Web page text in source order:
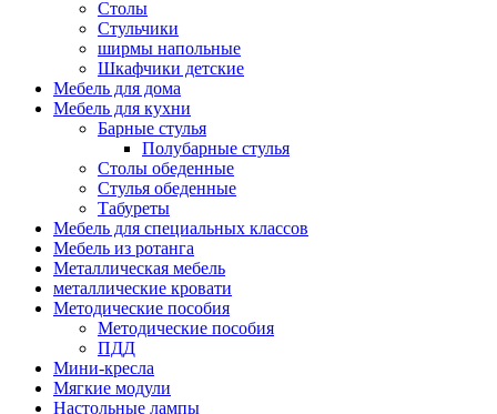
Столы
Стульчики
ширмы напольные
Шкафчики детские
Мебель для дома
Мебель для кухни
Барные стулья
Полубарные стулья
Столы обеденные
Стулья обеденные
Табуреты
Мебель для специальных классов
Мебель из ротанга
Металлическая мебель
металлические кровати
Методические пособия
Методические пособия
ПДД
Мини-кресла
Мягкие модули
Настольные лампы